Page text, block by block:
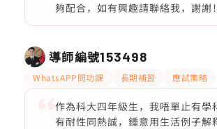
夠配合，如有興趣請聯絡我，謝謝！
導師編號153498
WhatsAPP問功課 長期補習 應試策略
作為科大四年級生，我唔單止有學
有耐性同熱誠，鍾意用生活例子解